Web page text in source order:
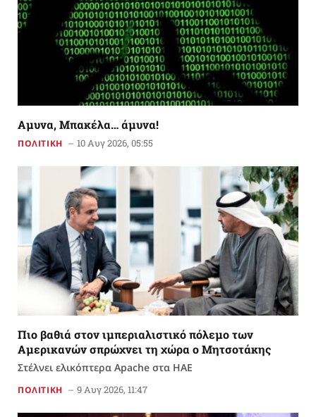
Αμυνα, Μπακέλα… άμυνα!
ΠΟΛΙΤΙΚΗ 10 Αυγ 2026, 05:55
Πιο βαθιά στον ιμπεριαλιστικό πόλεμο των
Αμερικανών σπρώχνει τη χώρα ο Μητσοτάκης
Στέλνει ελικόπτερα Apache στα ΗΑΕ
ΠΟΛΙΤΙΚΗ 9 Αυγ 2026, 11:47